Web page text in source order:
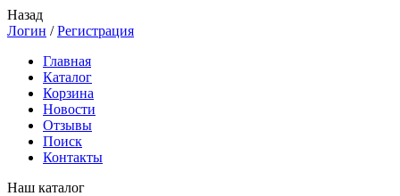
Назад
Логин /Регистрация
Главная
Каталог
Корзина
Новости
Отзывы
Поиск
Контакты
Наш каталог